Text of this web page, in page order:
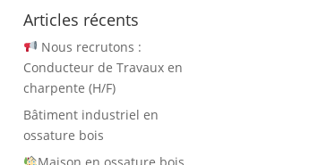
Articles récents
Nous recrutons :
Conducteur de Travaux en
charpente (H/F)
Bâtiment industriel en
ossature bois